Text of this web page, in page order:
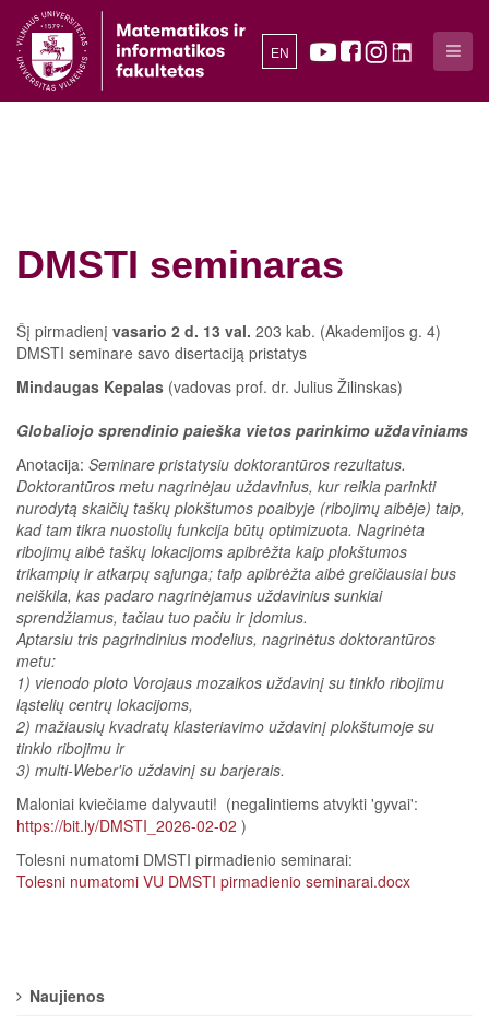
EN
DMSTI seminaras
Šį pirmadienį vasario 2 d. 13 val. 203 kab. (Akademijos g. 4)
DMSTI seminare savo disertaciją pristatys
Mindaugas Kepalas (vadovas prof. dr. Julius Žilinskas)
Globaliojo sprendinio paieška vietos parinkimo uždaviniams
Anotacija: Seminare pristatysiu doktorantūros rezultatus.
Doktorantūros metu nagrinėjau uždavinius, kur reikia parinkti
nurodytą skaičių taškų plokštumos poaibyje (ribojimų aibėje) taip,
kad tam tikra nuostolių funkcija būtų optimizuota. Nagrinėta
ribojimų aibė taškų lokacijoms apibrėžta kaip plokštumos
trikampių ir atkarpų sąjunga; taip apibrėžta aibė greičiausiai bus
neiškila, kas padaro nagrinėjamus uždavinius sunkiai
sprendžiamus, tačiau tuo pačiu ir įdomius.
Aptarsiu tris pagrindinius modelius, nagrinėtus doktorantūros
metu:
1) vienodo ploto Vorojaus mozaikos uždavinį su tinklo ribojimu
ląstelių centrų lokacijoms,
2) mažiausių kvadratų klasteriavimo uždavinį plokštumoje su
tinklo ribojimu ir
3) multi-Weber'io uždavinį su barjerais.
Maloniai kviečiame dalyvauti! (negalintiems atvykti 'gyvai':
https://bit.ly/DMSTI_2026-02-02 )
Tolesni numatomi DMSTI pirmadienio seminarai: ​​​​​​​​
Tolesni numatomi VU DMSTI pirmadienio seminarai.docx
Naujienos